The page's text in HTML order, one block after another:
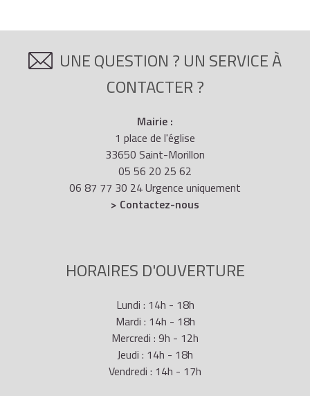
UNE QUESTION ? UN SERVICE À
CONTACTER ?
Mairie :
1 place de l'église
33650 Saint-Morillon
05 56 20 25 62
06 87 77 30 24 Urgence uniquement
> Contactez-nous
HORAIRES D'OUVERTURE
Lundi : 14h - 18h
Mardi : 14h - 18h
Mercredi : 9h - 12h
Jeudi : 14h - 18h
Vendredi : 14h - 17h